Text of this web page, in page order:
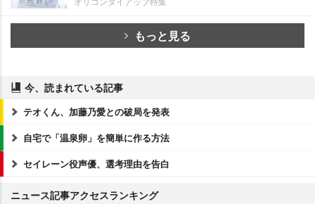
もっと見る
今、読まれている記事
テオくん、加藤乃愛との破局を発表
自宅で「温泉卵」を簡単に作る方法
セイレーン役声優、選考理由を告白
ニュース記事アクセスランキング